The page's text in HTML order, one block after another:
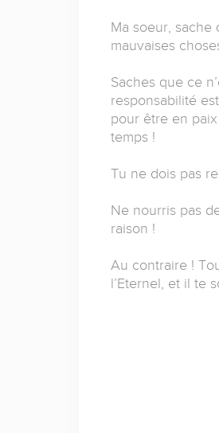
Ma soeur,
mauvaises
Saches que ce
responsabilité
pour être en
temps !
Tu ne dois pas
Ne nourris pas
raison !
Au contraire !
l’Eternel, et il te